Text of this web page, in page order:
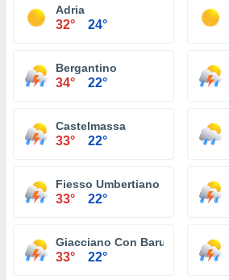
Adria
32° 24°
Bergantino
34° 22°
Castelmassa
33° 22°
Fiesso Umbertiano
33° 22°
Giacciano Con Baruchella
33° 22°